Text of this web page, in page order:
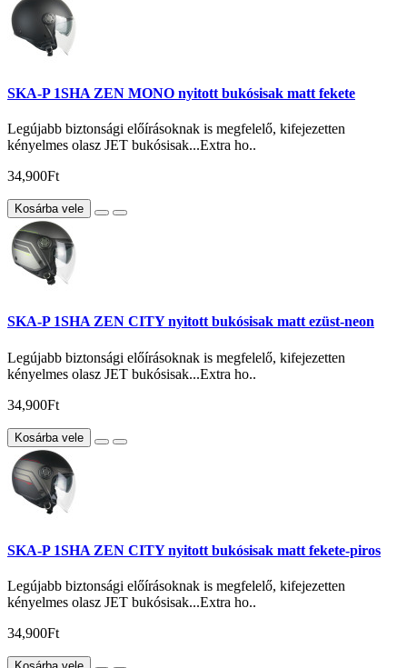
SKA-P 1SHA ZEN MONO nyitott bukósisak matt fekete
Legújabb biztonsági előírásoknak is megfelelő, kifejezetten
kényelmes olasz JET bukósisak...Extra ho..
34,900Ft
Kosárba vele
SKA-P 1SHA ZEN CITY nyitott bukósisak matt ezüst-neon
Legújabb biztonsági előírásoknak is megfelelő, kifejezetten
kényelmes olasz JET bukósisak...Extra ho..
34,900Ft
Kosárba vele
SKA-P 1SHA ZEN CITY nyitott bukósisak matt fekete-piros
Legújabb biztonsági előírásoknak is megfelelő, kifejezetten
kényelmes olasz JET bukósisak...Extra ho..
34,900Ft